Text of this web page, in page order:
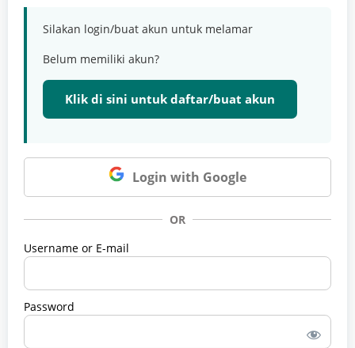
Silakan login/buat akun untuk melamar
Belum memiliki akun?
Klik di sini untuk daftar/buat akun
Login with Google
OR
Username or E-mail
Password